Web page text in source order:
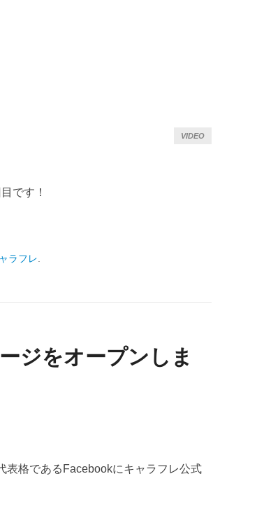
VIDEO
です！
ラフレ
ジをオープンしま
表格であるFacebookにキャラフレ公式